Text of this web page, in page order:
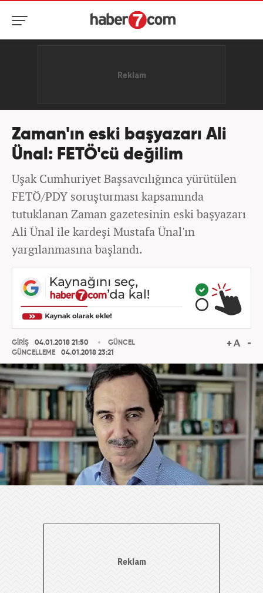
Zaman'ın eski başyazarı Ali
Ünal: FETÖ'cü değilim
Uşak Cumhuriyet Başsavcılığınca yürütülen
FETÖ/PDY soruşturması kapsamında
tutuklanan Zaman gazetesinin eski başyazarı
Ali Ünal ile kardeşi Mustafa Ünal'ın
yargılanmasına başlandı.
GİRİŞ
04.01.2018 21:50
GÜNCELLEME
04.01.2018 23:21
GÜNCEL